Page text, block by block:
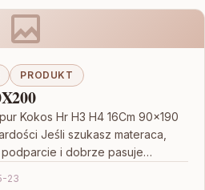
PRODUKT
Kokos Hr H3 H4 16Cm 90×190
Jeśli szukasz materaca,
i dobrze pasuje…
23